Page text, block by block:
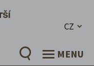
CZ
MENU